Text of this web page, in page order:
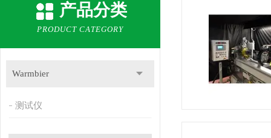
产品分类
PRODUCT CATEGORY
Warmbier
测试仪